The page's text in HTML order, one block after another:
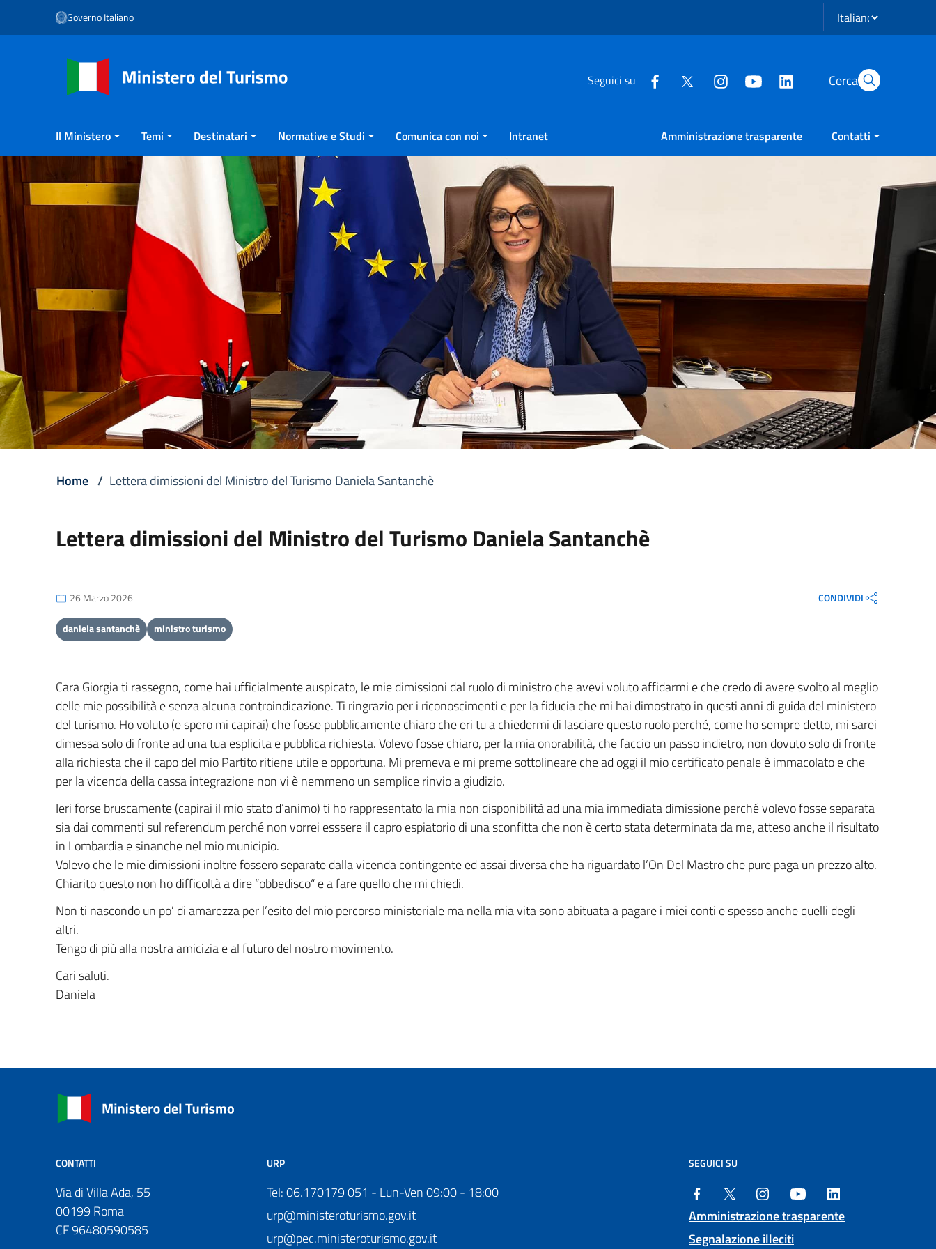
Vai ai contenuti
Vai al menu di navigazione
Governo Italiano Seleziona lingua
Seguici su Cerca
Il Ministero Temi Destinatari Normative e Studi Comunica con noi Intranet Amministrazione trasparente Contatti
Home / Lettera dimissioni del Ministro del Turismo Daniela Santanchè
Lettera dimissioni del Ministro del Turismo Daniela Santanchè
26 Marzo 2026 CONDIVIDI
daniela santanchè ministro turismo
Cara Giorgia ti rassegno, come hai ufficialmente auspicato, le mie dimissioni dal ruolo di ministro che avevi voluto affidarmi e che credo di avere svolto al meglio
delle mie possibilità e senza alcuna controindicazione. Ti ringrazio per i riconoscimenti e per la fiducia che mi hai dimostrato in questi anni di guida del ministero
del turismo. Ho voluto (e spero mi capirai) che fosse pubblicamente chiaro che eri tu a chiedermi di lasciare questo ruolo perché, come ho sempre detto, mi sarei
dimessa solo di fronte ad una tua esplicita e pubblica richiesta. Volevo fosse chiaro, per la mia onorabilità, che faccio un passo indietro, non dovuto solo di fronte
alla richiesta che il capo del mio Partito ritiene utile e opportuna. Mi premeva e mi preme sottolineare che ad oggi il mio certificato penale è immacolato e che
per la vicenda della cassa integrazione non vi è nemmeno un semplice rinvio a giudizio.
Ieri forse bruscamente (capirai il mio stato d’animo) ti ho rappresentato la mia non disponibilità ad una mia immediata dimissione perché volevo fosse separata
sia dai commenti sul referendum perché non vorrei esssere il capro espiatorio di una sconfitta che non è certo stata determinata da me, atteso anche il risultato
in Lombardia e sinanche nel mio municipio.
Volevo che le mie dimissioni inoltre fossero separate dalla vicenda contingente ed assai diversa che ha riguardato l’On Del Mastro che pure paga un prezzo alto.
Chiarito questo non ho difficoltà a dire “obbedisco“ e a fare quello che mi chiedi.
Non ti nascondo un po’ di amarezza per l’esito del mio percorso ministeriale ma nella mia vita sono abituata a pagare i miei conti e spesso anche quelli degli
altri.
Tengo di più alla nostra amicizia e al futuro del nostro movimento.
Cari saluti.
Daniela
CONTATTI
Via di Villa Ada, 55
00199 Roma
CF 96480590585
URP
Tel: 06.170179 051 - Lun-Ven 09:00 - 18:00
urp@ministeroturismo.gov.it
urp@pec.ministeroturismo.gov.it
SEGUICI SU
Amministrazione trasparente
Segnalazione illeciti